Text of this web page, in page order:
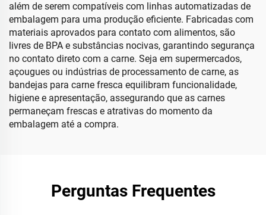
além de serem compatíveis com linhas automatizadas de
embalagem para uma produção eficiente. Fabricadas com
materiais aprovados para contato com alimentos, são
livres de BPA e substâncias nocivas, garantindo segurança
no contato direto com a carne. Seja em supermercados,
açougues ou indústrias de processamento de carne, as
bandejas para carne fresca equilibram funcionalidade,
higiene e apresentação, assegurando que as carnes
permaneçam frescas e atrativas do momento da
embalagem até a compra.
Perguntas Frequentes